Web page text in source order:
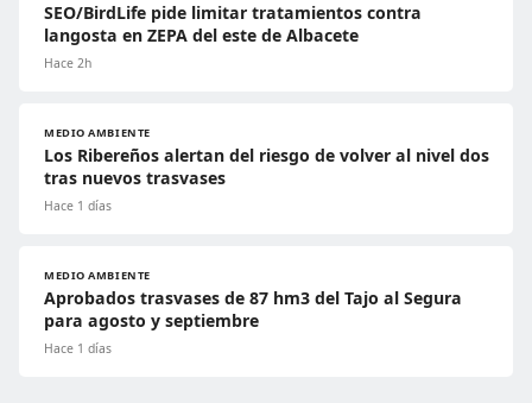
SEO/BirdLife pide limitar tratamientos contra
langosta en ZEPA del este de Albacete
Hace 2h
MEDIO AMBIENTE
Los Ribereños alertan del riesgo de volver al nivel dos
tras nuevos trasvases
Hace 1 días
MEDIO AMBIENTE
Aprobados trasvases de 87 hm3 del Tajo al Segura
para agosto y septiembre
Hace 1 días